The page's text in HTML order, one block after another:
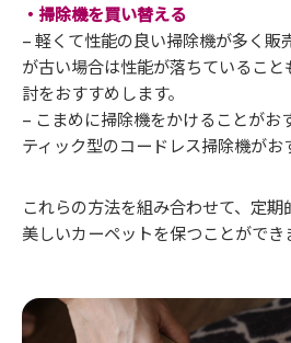
・掃除機を買い替える
– 軽くて性能の良い掃除機が多く販
が古い場合は性能が落ちているこ
討をおすすめします。
– こまめに掃除機をかけることがお
ティック型のコードレス掃除機がお
これらの方法を組み合わせて、定期
美しいカーペットを保つことができ